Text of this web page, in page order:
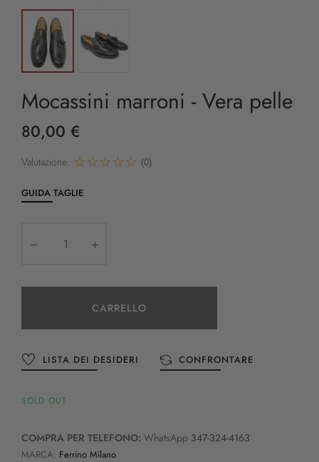
Mocassini marroni - Vera pelle
80,00 €
Valutazione: (0)
GUIDA TAGLIE
CARRELLO
LISTA DEI DESIDERI CONFRONTARE
SOLD OUT
COMPRA PER TELEFONO: WhatsApp 347-324-4163
MARCA: Ferrino Milano